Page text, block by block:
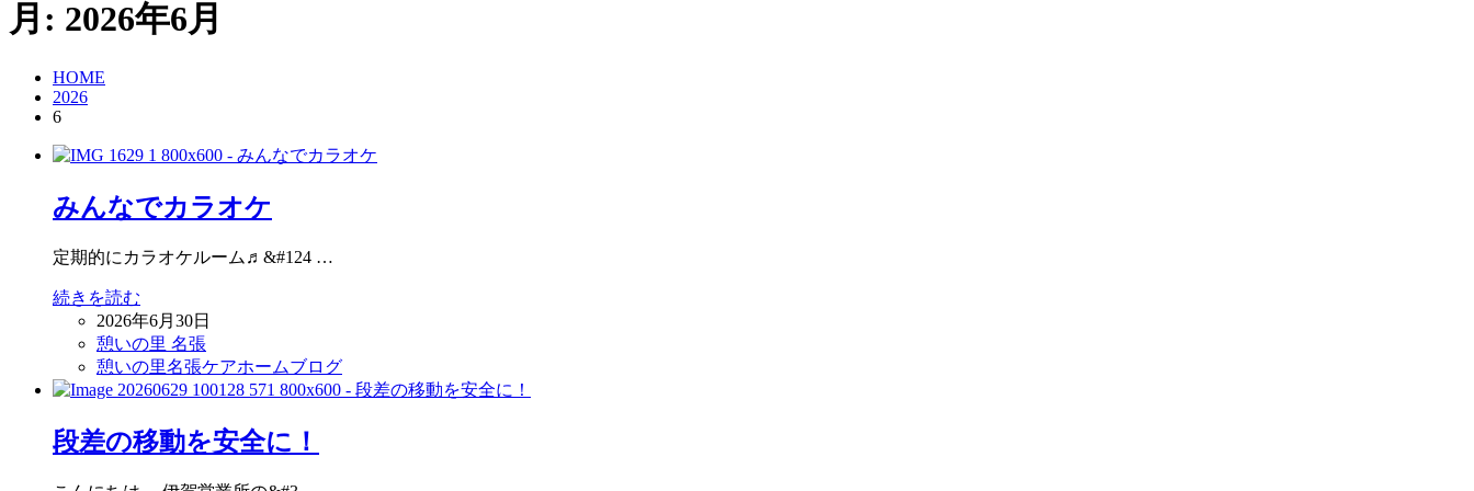
月: 2026年6月
HOME
2026
6
みんなでカラオケ
定期的にカラオケルーム♬&#124 …
続きを読む
2026年6月30日
憩いの里 名張
憩いの里名張ケアホームブログ
段差の移動を安全に！